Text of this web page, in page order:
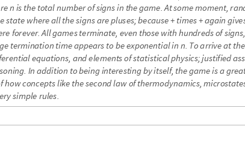
ren is the totalnumberofsignsin thegame. Atsomemoment, ran
estate whereallthesignsarepluses;because+ times+again give
re forever. Allgamesterminate, even those with hundredsofsigns,
e termination timeappears to beexponentialin n. Toarriveat the
erentialequations, andelementsofstatisticalphysics;justifiedass
soning. In addition tobeinginterestingbyitself, thegameisagrea
fhowconceptslike thesecondlawofthermodynamics, microstate
erysimple rules.